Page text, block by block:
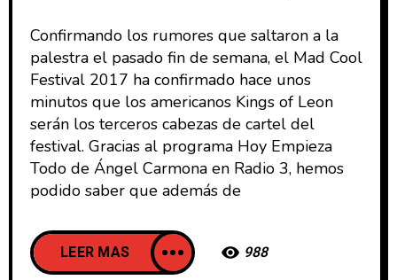
Confirmando los rumores que saltaron a la
palestra el pasado fin de semana, el Mad Cool
Festival 2017 ha confirmado hace unos
minutos que los americanos Kings of Leon
serán los terceros cabezas de cartel del
festival. Gracias al programa Hoy Empieza
Todo de Ángel Carmona en Radio 3, hemos
podido saber que además de
LEER MAS 988